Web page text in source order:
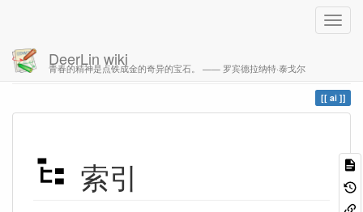
DeerLin wiki
青春的精神是点铁成金的奇异的宝石。 —— 罗宾德拉纳特·泰戈尔
您的足迹
ai
索引